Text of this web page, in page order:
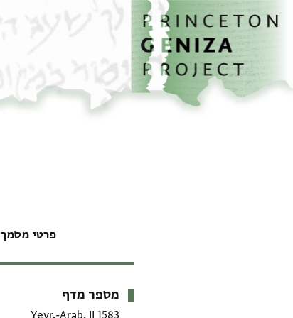
דילוג לתוכן
דף הבית
פרטי מסמך
מטא-דאטא
מספר מדף